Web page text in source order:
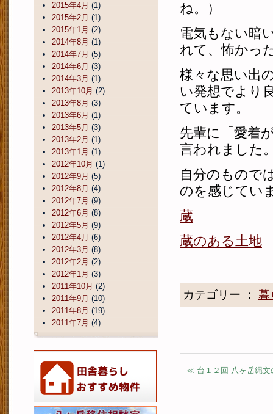
ね。）
電気もない暗
れて、怖かっ
様々な思い出
い発想でより
ています。
先輩に「愛着
言われました
自分のもので
のを感じてい
蔵
蔵のある土地
カテゴリー ： 暮
≪ 台１２回 八ヶ岳縄文
2015年4月 (1)
2015年2月 (1)
2015年1月 (2)
2014年8月 (1)
2014年7月 (5)
2014年6月 (3)
2014年3月 (1)
2013年10月 (2)
2013年8月 (3)
2013年6月 (1)
2013年5月 (3)
2013年2月 (1)
2013年1月 (1)
2012年10月 (1)
2012年9月 (5)
2012年8月 (4)
2012年7月 (9)
2012年6月 (8)
2012年5月 (9)
2012年4月 (6)
2012年3月 (8)
2012年2月 (2)
2012年1月 (3)
2011年10月 (2)
2011年9月 (10)
2011年8月 (19)
2011年7月 (4)